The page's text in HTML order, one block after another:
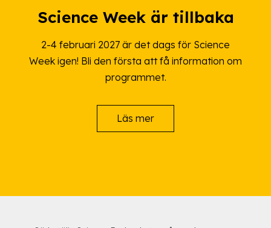
Science Week är tillbaka
2-4 februari 2027 är det dags för Science
Week igen! Bli den första att få information om
programmet.
Läs mer